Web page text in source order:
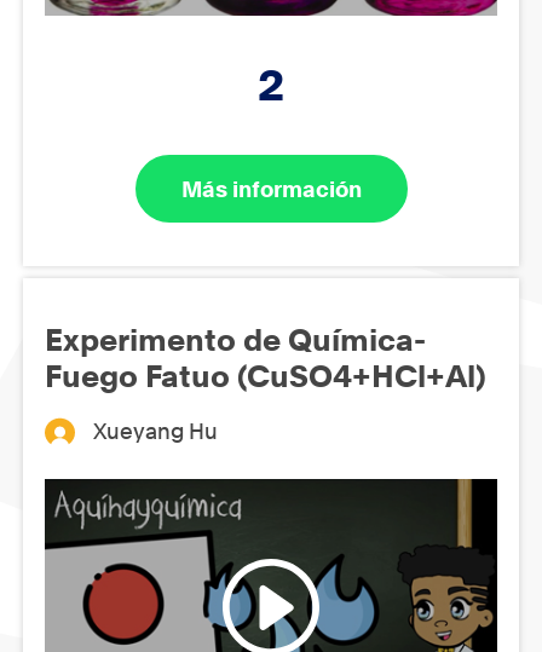
2
Más información
Experimento de Química-
Fuego Fatuo (CuSO4+HCl+Al)
Xueyang Hu